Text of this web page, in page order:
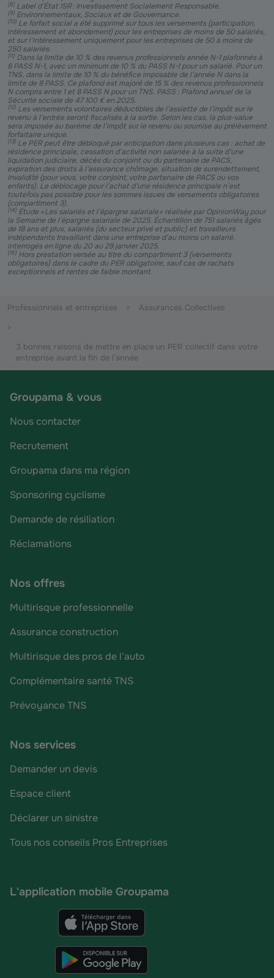
(8) Label d’État ISR : Investissement Socialement Responsable.
(9) Environnementaux, Sociaux et de Gouvernance.
(10) Le forfait social a été supprimé sur tous les versements (participation,
intéressement et abondement) pour les entreprises de moins de 50 salariés,
et sur l’intéressement uniquement pour les entreprises de 50 à moins de
250 salariés.
(11) Dans la limite de 10 % des revenus professionnels année N-1 plafonnés à
8 PASS N-1, avec un minimum de 10 % du PASS N-1 pour un salarié. Pour un
TNS, dans la limite de 10 % du bénéfice imposable de l’année N dans la
limite de 8 PASS. Ce plafond est majoré de 15 % des revenus professionnels
N compris entre 1 et 8 PASS N pour un TNS. PASS : Plafond annuel de la
Sécurité sociale de 47 100 € en 2025.
(12) Les versements volontaires déductibles de l’assiette de l’impôt sur le
revenu à l’entrée seront fiscalisés à la sortie. Selon les cas, la plus-value
sera imposée au barème de l’impôt sur le revenu ou soumise au prélèvement
forfaitaire unique.
(13) Le PER peut être débloqué par anticipation dans plusieurs cas : achat de
résidence principale, cessation d’activité non salariée à la suite d’une
liquidation judiciaire, décès du conjoint ou du partenaire de PACS,
expiration des droits à l’assurance chômage, situation de surendettement,
invalidité (pour vous, votre conjoint, votre partenaire de PACS ou vos
enfants). Le déblocage pour l’achat d’une résidence principale n’est
toutefois pas possible pour les sommes issues de versements obligatoires
(compartiment 3).
(14) Étude « Les salariés et l’épargne salariale » réalisée par OpinionWay pour
la Semaine de l’épargne salariale de 2025. Échantillon de 751 salariés âgés
de 18 ans et plus, salariés (du secteur privé et public) et travailleurs
indépendants travaillant dans une entreprise d’au moins un salarié,
interrogés en ligne du 20 au 29 janvier 2025.
(15) Hors prestation versée au titre du compartiment 3 (versements
obligatoires) dans le cadre du PER obligatoire, sauf cas de rachats
exceptionnels et rentes de faible montant.
Professionnels et entreprises Assurances Collectives
3 bonnes raisons de mettre en place un PER collectif dans votre
entreprise avant la fin de l’année
Groupama & vous
Nous contacter
Recrutement
Groupama dans ma région
Sponsoring cyclisme
Demande de résiliation
Réclamations
Nos offres
Multirisque professionnelle
Assurance construction
Multirisque des pros de l'auto
Complémentaire santé TNS
Prévoyance TNS
Nos services
Demander un devis
Espace client
Déclarer un sinistre
Tous nos conseils Pros Entreprises
L'application mobile Groupama